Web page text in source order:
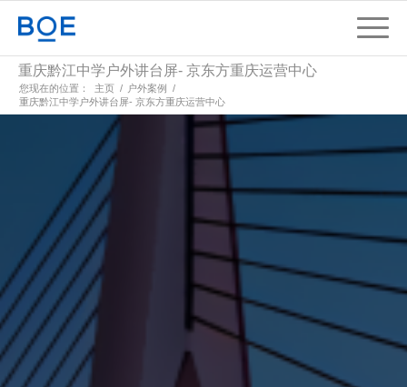
重庆黔江中学户外讲台屏- 京东方重庆运营中心
您现在的位置： 主页 / 户外案例 /
重庆黔江中学户外讲台屏- 京东方重庆运营中心